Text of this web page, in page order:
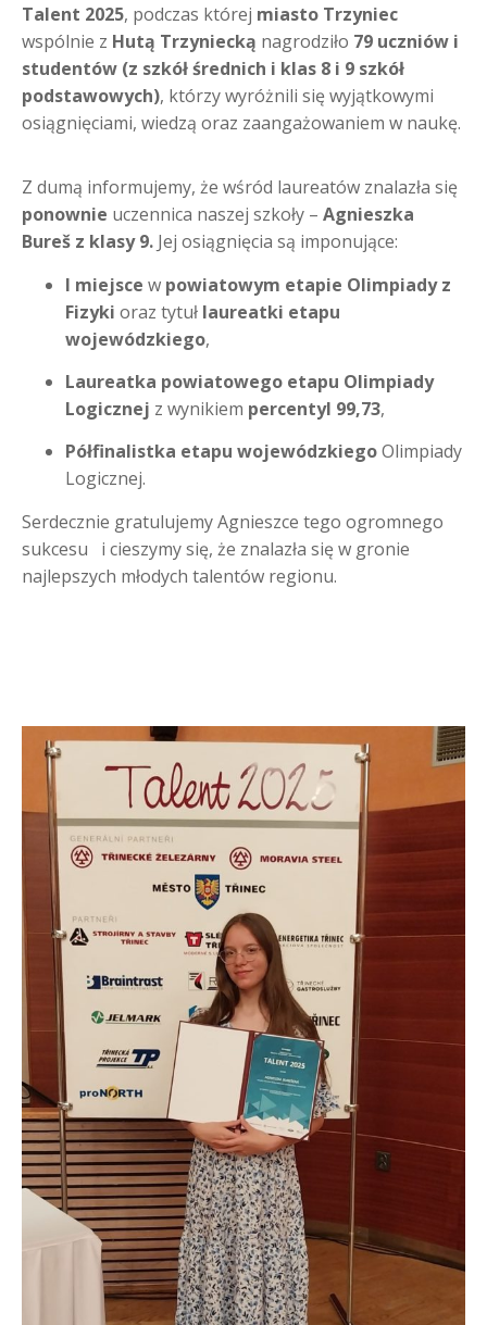
Talent 2025, podczas której miasto Trzyniec
wspólnie z Hutą Trzyniecką nagrodziło 79 uczniów i
studentów (z szkół średnich i klas 8 i 9 szkół
podstawowych), którzy wyróżnili się wyjątkowymi
osiągnięciami, wiedzą oraz zaangażowaniem w naukę.
Z dumą informujemy, że wśród laureatów znalazła się
ponownie uczennica naszej szkoły – Agnieszka
Bureš z klasy 9. Jej osiągnięcia są imponujące:
I miejsce w powiatowym etapie Olimpiady z
Fizyki oraz tytuł laureatki etapu
wojewódzkiego,
Laureatka powiatowego etapu Olimpiady
Logicznej z wynikiem percentyl 99,73,
Półfinalistka etapu wojewódzkiegoOlimpiady
Logicznej.
Serdecznie gratulujemy Agnieszce tego ogromnego
sukcesu i cieszymy się, że znalazła się w gronie
najlepszych młodych talentów regionu.